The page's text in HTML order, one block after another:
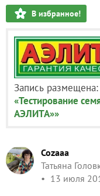
В избранное!
Запись размещена:
«Тестирование
АЭЛИТА»»
Cozaaa
Татьяна
13 июля